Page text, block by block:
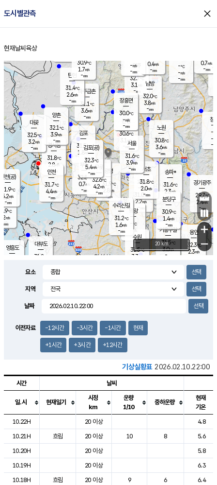
도시별관측 close
홈
현재날씨 육상
의도
℃
m/s
mm
영흥도
양주
32.7℃
3.1
-mm
과천
31.0℃
2.2m/s
- mm
용인
32.3℃
2.3m/s
경기광주
29.7℃
2.4m/s
-mm
3.2m/s
대부도
31.8
경서동
31.8℃
2.8 m/s
-mm
파주금촌
31.1℃
3.6m/s
-mm
-℃
-m/s
-mm
대곶
32.5℃
3.2m/s
-mm
창
-
-m/
-
탄현
31.4℃
2.6m/s
-mm
0.7m/s
-mm
의왕
- ℃
m/s
mm
김포
31.5℃
1.8 m/s
mm
광명
31.9 ℃
2.8 m/s
-mm
부천
32.8℃
0.7m/s
-mm
양촌
32.1℃
3.9m/s
-mm
구로
32.6℃
4.2m/s
-mm
은평
30.6℃
3.1 m/s
- mm
노원
30.8℃
3.6m/s
-mm
송파*
31.6℃
2.3m/s
-mm
서초
31.8℃
2.0m/s
-mm
남방
32.0℃
3.8m/s
-mm
기흥구갈
31.5℃
3.0m/s
-
수리산길
31.2℃
1.6m/s
-mm
분당구
30.9℃
1.4m/s
-mm
장흥면
30.0℃
-m/s
-mm
-m/s
-mm
인천(공)
31.9℃
5.2m/s
-mm
김포(공)
32.3℃
5.4m/s
-mm
수원
31.5℃
3.3 m/s
인천
31.7℃
4.4m/s
-mm
서울
31.6℃
3.9m/s
-mm
30.9℃
1.7m/s
-mm
0.4m/s
-mm
+
−
20 km
요소
지역
날짜
이전자료 -12시간 -3시간 -1시간 현재
+1시간 +3시간 +12시간
기상실황표 2026.02.10.22:00
도시별 기상실황표로 지점, 날씨, 기온, 강수, 바람, 기압등을 안내한 표입
시간 날씨
일.시 현재일기
시정
km
운량
1/10
중하운량
현재
기온
10.22H
20 이상
4.8
10.21H
흐림 20 이상 10 8
5.6
10.20H
20 이상
5.8
10.19H
20 이상
6.3
10.18H
흐림 20 이상 9 6
6.4